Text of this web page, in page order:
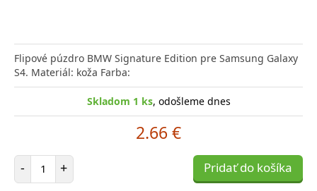
Flipové púzdro BMW Signature Edition pre Samsung Galaxy
S4. Materiál: koža Farba:
Skladom 1 ks, odošleme dnes
2.66 €
- Počet položiek
+ Pridať do košíka